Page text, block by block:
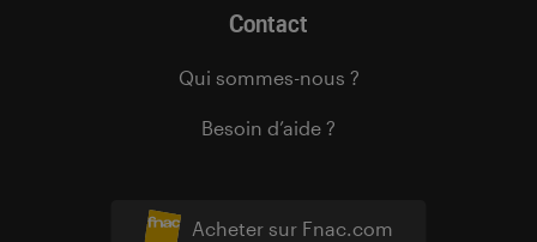
Acheter sur Fnac.com
Contact
Qui sommes-nous ?
Besoin d’aide ?